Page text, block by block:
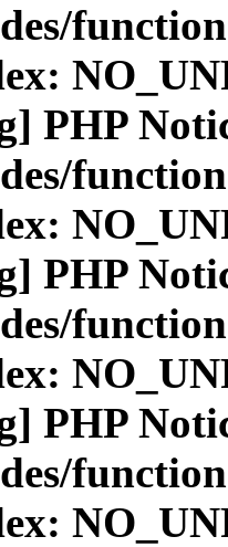
PHP
PHP
PHP